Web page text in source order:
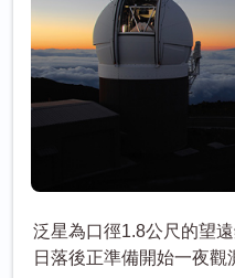
泛星為口徑1.8公尺的望
日落後正準備開始一夜